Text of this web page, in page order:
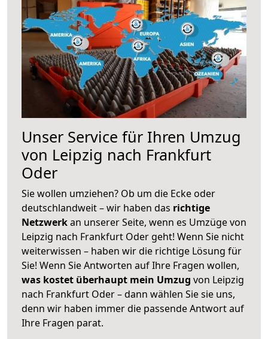
Unser Service für Ihren Umzug
von Leipzig nach Frankfurt
Oder
Sie wollen umziehen? Ob um die Ecke oder
deutschlandweit – wir haben das richtige
Netzwerkan unserer Seite, wenn es Umzüge von
Leipzig nach Frankfurt Oder geht! Wenn Sie nicht
weiterwissen – haben wir die richtige Lösung für
Sie! Wenn Sie Antworten auf Ihre Fragen wollen,
was kostet überhaupt mein Umzug von Leipzig
nach Frankfurt Oder – dann wählen Sie sie uns,
denn wir haben immer die passende Antwort auf
Ihre Fragen parat.